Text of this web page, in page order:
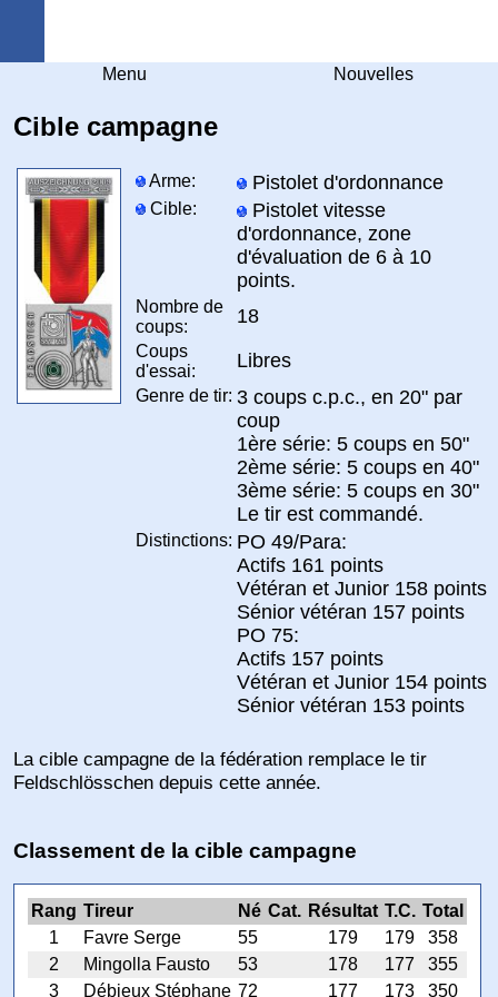
Menu Nouvelles
Cible campagne
Arme: Pistolet d'ordonnance
Cible:
Pistolet vitesse
d'ordonnance, zone
d'évaluation de 6 à 10
points.
Nombre de
coups:
18
Coups
d'essai:
Libres
Genre de tir: 3 coups c.p.c., en 20" par
coup
1ère série: 5 coups en 50"
2ème série: 5 coups en 40"
3ème série: 5 coups en 30"
Le tir est commandé.
Distinctions: PO 49/Para:
Actifs 161 points
Vétéran et Junior 158 points
Sénior vétéran 157 points
PO 75:
Actifs 157 points
Vétéran et Junior 154 points
Sénior vétéran 153 points
La cible campagne de la fédération remplace le tir
Feldschlösschen depuis cette année.
Classement de la cible campagne
Rang Tireur Né Cat. Résultat T.C. Total
1
Favre Serge 55 179 179
358
2
Mingolla Fausto 53 178 177
355
3
Débieux Stéphane 72 177 173 350